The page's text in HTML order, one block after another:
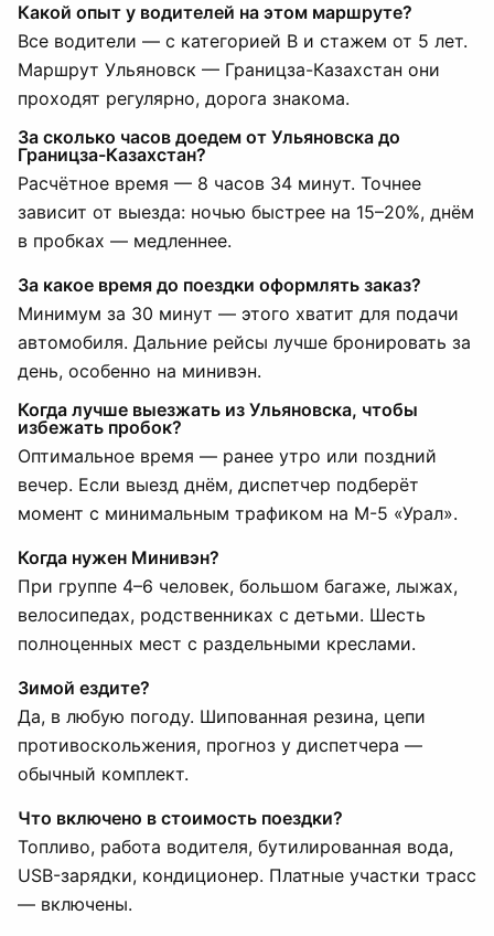
Какой опыт у водителей на этом маршруте?
Все водители — с категорией B и стажем от 5 лет.
Маршрут Ульяновск — Границза-Казахстан они
проходят регулярно, дорога знакома.
За сколько часов доедем от Ульяновска до
Границза-Казахстан?
Расчётное время — 8 часов 34 минут. Точнее
зависит от выезда: ночью быстрее на 15–20%, днём
в пробках — медленнее.
За какое время до поездки оформлять заказ?
Минимум за 30 минут — этого хватит для подачи
автомобиля. Дальние рейсы лучше бронировать за
день, особенно на минивэн.
Когда лучше выезжать из Ульяновска, чтобы
избежать пробок?
Оптимальное время — ранее утро или поздний
вечер. Если выезд днём, диспетчер подберёт
момент с минимальным трафиком на М-5 «Урал».
Когда нужен Минивэн?
При группе 4–6 человек, большом багаже, лыжах,
велосипедах, родственниках с детьми. Шесть
полноценных мест с раздельными креслами.
Зимой ездите?
Да, в любую погоду. Шипованная резина, цепи
противоскольжения, прогноз у диспетчера —
обычный комплект.
Что включено в стоимость поездки?
Топливо, работа водителя, бутилированная вода,
USB-зарядки, кондиционер. Платные участки трасс
— включены.